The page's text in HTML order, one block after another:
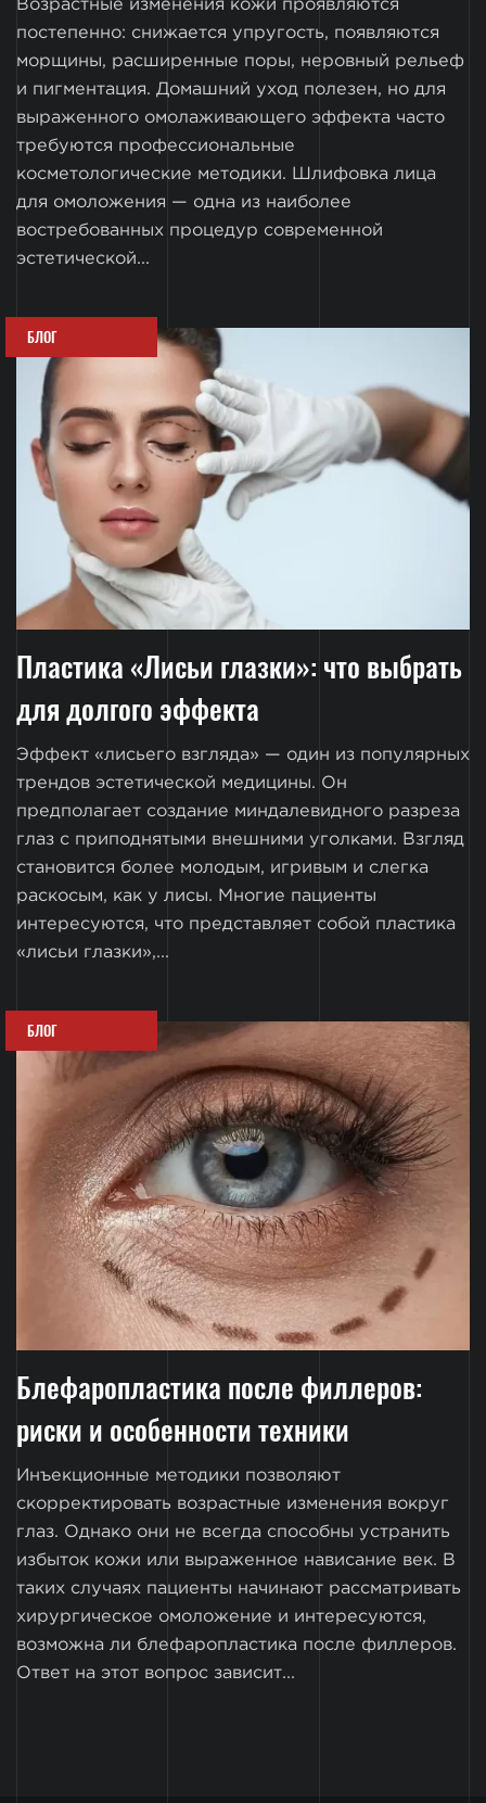
Возрастные изменения кожи проявляются
постепенно: снижается упругость, появляются
морщины, расширенные поры, неровный рельеф
и пигментация. Домашний уход полезен, но для
выраженного омолаживающего эффекта часто
требуются профессиональные
косметологические методики. Шлифовка лица
для омоложения — одна из наиболее
востребованных процедур современной
эстетической...
БЛОГ
Пластика «Лисьи глазки»: что выбрать
для долгого эффекта
Эффект «лисьего взгляда» — один из популярных
трендов эстетической медицины. Он
предполагает создание миндалевидного разреза
глаз с приподнятыми внешними уголками. Взгляд
становится более молодым, игривым и слегка
раскосым, как у лисы. Многие пациенты
интересуются, что представляет собой пластика
«лисьи глазки»,...
БЛОГ
Блефаропластика после филлеров:
риски и особенности техники
Инъекционные методики позволяют
скорректировать возрастные изменения вокруг
глаз. Однако они не всегда способны устранить
избыток кожи или выраженное нависание век. В
таких случаях пациенты начинают рассматривать
хирургическое омоложение и интересуются,
возможна ли блефаропластика после филлеров.
Ответ на этот вопрос зависит...